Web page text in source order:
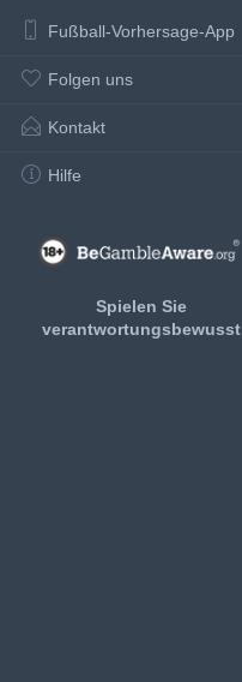
Fußball-Vorhersage-App
Folgen uns
Kontakt
Hilfe
Spielen Sie
verantwortungsbewusst